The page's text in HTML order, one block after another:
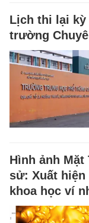
Lịch thi lại kỳ
trường
Hình ảnh
sử: Xuất
khoa học ví